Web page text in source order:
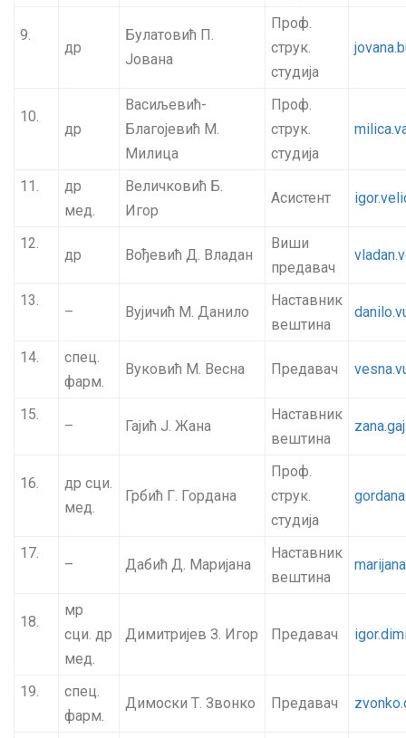
9.
др
Булатовић П.
Јована
Проф.
струк.
студија
10.
др
Васиљевић-
Благојевић М.
Милица
Проф.
струк.
студија
11.
др
мед.
Величковић Б.
Игор
Асистент
12.
др Вођевић Д. Владан
Виши
предавач
13.
– Вујичић М. Данило
Наставник
вештина
14.
спец.
фарм.
Вуковић М. Весна Предавач
15.
– Гајић Ј. Жана
Наставник
вештина
16.
др сци.
мед.
Грбић Г. Гордана
Проф.
струк.
студија
17.
– Дабић Д. Маријана
Наставник
вештина
18.
мр
сци. др
мед.
Димитријев З. Игор Предавач
19.
спец.
фарм.
Димоски Т. Звонко Предавач